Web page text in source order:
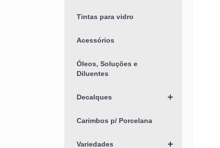
Tintas para vidro
Acessórios
Óleos, Soluções e
Diluentes
+
Decalques
Carimbos p/ Porcelana
+
Variedades